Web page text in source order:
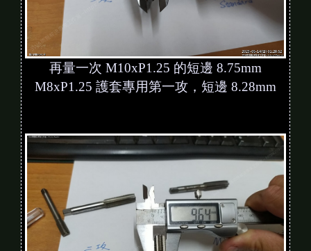
再量一次 M10xP1.25 的短邊 8.75mm
M8xP1.25 護套專用第一攻，短邊 8.28mm